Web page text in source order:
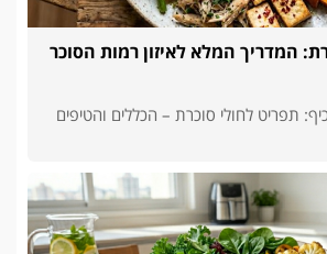
המדריך המלא לאיזון רמות הסוכר
תפריט לחולי סוכרת – הכללים והטיפים